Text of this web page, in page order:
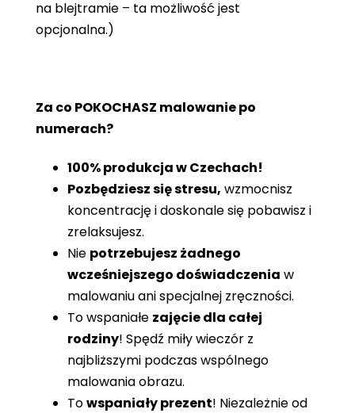
na blejtramie – ta możliwość jest
opcjonalna.)
Za co POKOCHASZ malowanie po
numerach?
100% produkcja w Czechach!
Pozbędziesz się stresu, wzmocnisz
koncentrację i doskonale się pobawisz i
zrelaksujesz.
Nie potrzebujesz żadnego
wcześniejszego doświadczenia w
malowaniu ani specjalnej zręczności.
To wspaniałe zajęcie dla całej
rodziny! Spędź miły wieczór z
najbliższymi podczas wspólnego
malowania obrazu.
Towspaniały prezent! Niezależnie od